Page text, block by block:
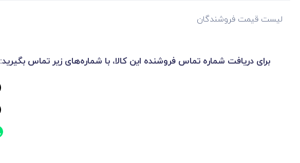
لیست قیمت فروشندگان
برای دریافت شماره تماس فروشنده این کالا، با شماره‌های زیر تماس بگیرید: